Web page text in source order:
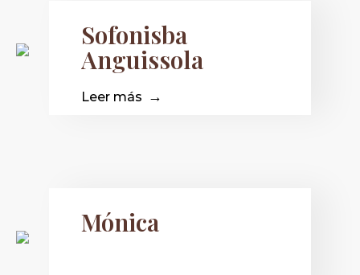
Sofonisba
Anguissola
Leer más
Mónica